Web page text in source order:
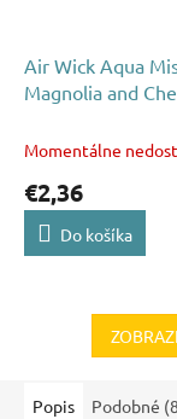
Air Wick Aqua
Magnolia and
Momentálne
€2,36
Do košíka
Popis Podobné